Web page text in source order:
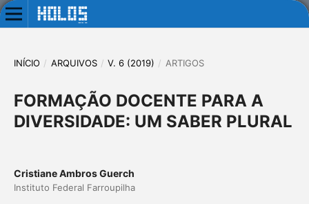
INÍCIO / ARQUIVOS / V. 6 (2019) / ARTIGOS
FORMAÇÃO DOCENTE PARA A
DIVERSIDADE: UM SABER PLURAL
Cristiane Ambros Guerch
Instituto Federal Farroupilha